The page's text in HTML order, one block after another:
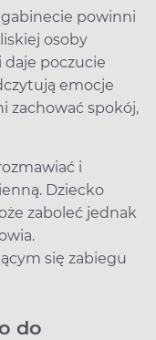
powinni
osoby
poczucie
emocje
zachować spokój,
i
Dziecko
zaboleć jednak
się zabiegu
do